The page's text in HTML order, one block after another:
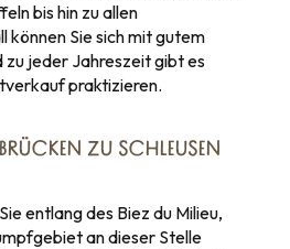
bis hin zu allen
können Sie sich mit gutem
zu jeder Jahreszeit gibt es
praktizieren.
ZU SCHLEUSEN
entlang des Biez du Milieu,
an dieser Stelle